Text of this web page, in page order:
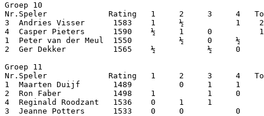
Groep 10
Nr.Speler             Rating   1     2     3     4
3  Andries Visser      1583    1     ½           1
4  Casper Pieters      1590    ½     1     0
1  Peter van der Meul  1550          ½     0     ½
2  Ger Dekker          1565    ½           ½     0
Groep 11
Nr.Speler             Rating   1     2     3     4
1  Maarten Duijf       1489          0     1     1
2  Ron Faber           1498    1           1     0
4  Reginald Roodzant   1536    0     1     1
3  Jeanne Potters      1533    0     0           0